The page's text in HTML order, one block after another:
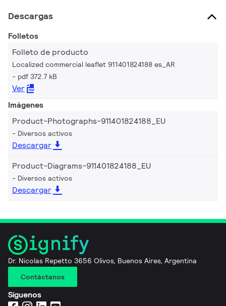
Descargas
Folletos
Folleto de producto
Localized commercial leaflet 911401824188 es_AR
pdf 372.7 kB
Ver
Imágenes
Product-Photographs-911401824188_EU
Diversos activos
Descargar
Product-Diagrams-911401824188_EU
Diversos activos
Descargar
Dr. Nicolas Repetto 3656 Olivos, Buenos Aires, Argentina
Contáctanos
Síguenos